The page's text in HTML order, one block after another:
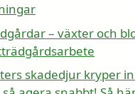
– växter och
skadedjur kryper